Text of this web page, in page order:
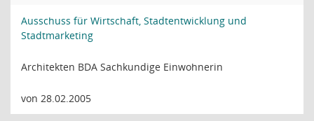
Ausschuss für Wirtschaft, Stadtentwicklung und
Stadtmarketing
Architekten BDA Sachkundige Einwohnerin
von 28.02.2005